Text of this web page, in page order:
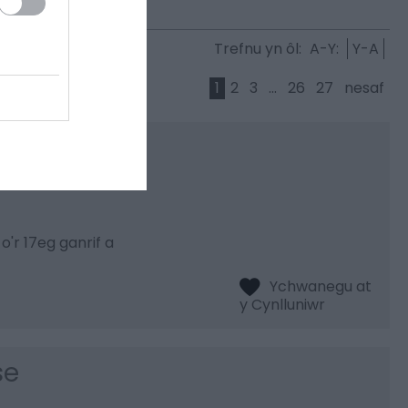
Trefnu yn ôl: A-Y:
Y-A
1
2 3 ... 26 27 nesaf
17eg ganrif a